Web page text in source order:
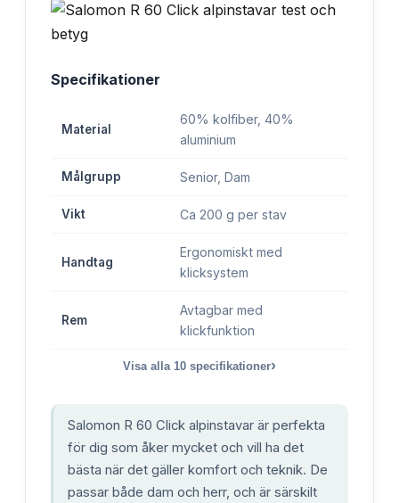
Specifikationer
Material
60% kolfiber, 40%
aluminium
Målgrupp Senior, Dam
Vikt Ca 200 g per stav
Handtag
Ergonomiskt med
klicksystem
Rem
Avtagbar med
klickfunktion
Visa alla 10 specifikationer›
Salomon R 60 Click alpinstavar är perfekta
för dig som åker mycket och vill ha det
bästa när det gäller komfort och teknik. De
passar både dam och herr, och är särskilt